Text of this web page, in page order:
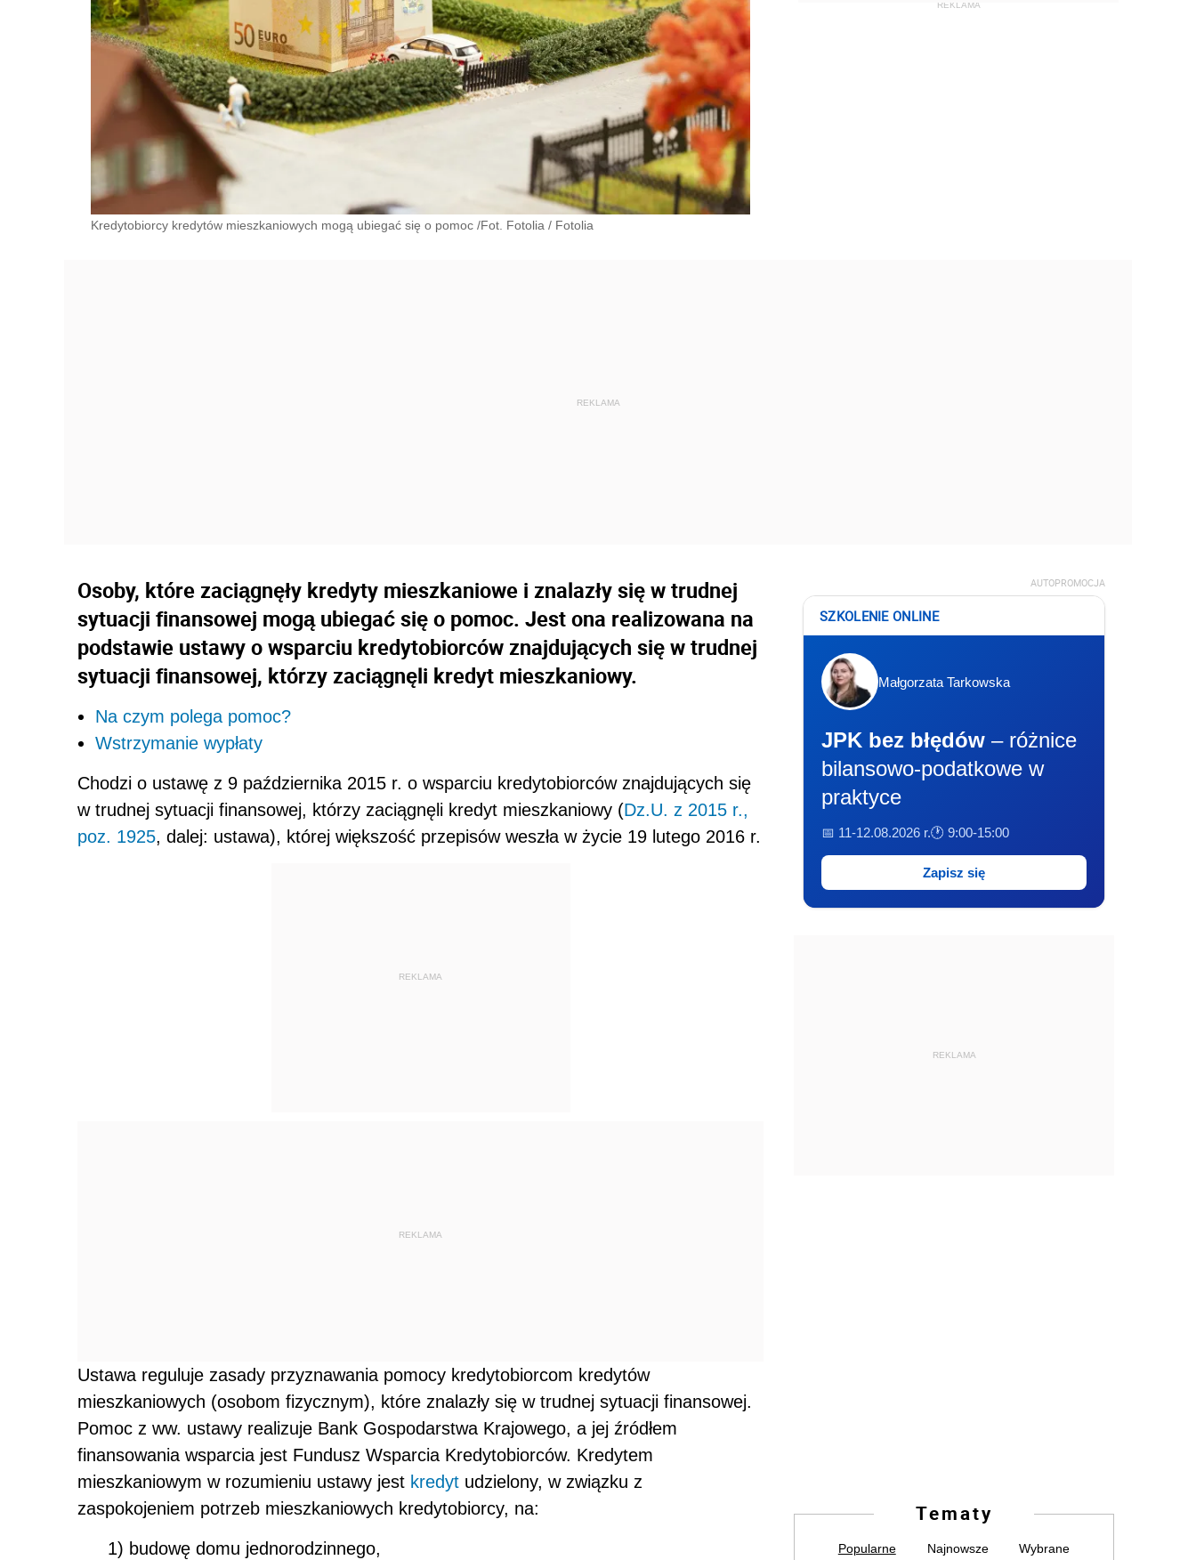
Kredytobiorcy kredytów mieszkaniowych mogą ubiegać się o pomoc /Fot. Fotolia / Fotolia
Osoby, które zaciągnęły kredyty mieszkaniowe i znalazły się w trudnej
sytuacji finansowej mogą ubiegać się o pomoc. Jest ona realizowana na
podstawie ustawy o wsparciu kredytobiorców znajdujących się w trudnej
sytuacji finansowej, którzy zaciągnęli kredyt mieszkaniowy.
Na czym polega pomoc?
Wstrzymanie wypłaty
Chodzi o ustawę z 9 października 2015 r. o wsparciu kredytobiorców znajdujących się
w trudnej sytuacji finansowej, którzy zaciągnęli kredyt mieszkaniowy (Dz.U. z 2015 r.,
poz. 1925, dalej: ustawa), której większość przepisów weszła w życie 19 lutego 2016 r.
REKLAMA
REKLAMA
Ustawa reguluje zasady przyznawania pomocy kredytobiorcom kredytów
mieszkaniowych (osobom fizycznym), które znalazły się w trudnej sytuacji finansowej.
Pomoc z ww. ustawy realizuje Bank Gospodarstwa Krajowego, a jej źródłem
finansowania wsparcia jest Fundusz Wsparcia Kredytobiorców. Kredytem
mieszkaniowym w rozumieniu ustawy jest kredyt udzielony, w związku z
zaspokojeniem potrzeb mieszkaniowych kredytobiorcy, na:
1) budowę domu jednorodzinnego,
AUTOPROMOCJA
SZKOLENIE ONLINE
Małgorzata Tarkowska
JPK bez błędów – różnice
bilansowo-podatkowe w
praktyce
📅 11-12.08.2026 r.🕐 9:00-15:00
Zapisz się
REKLAMA
Tematy
Popularne Najnowsze Wybrane